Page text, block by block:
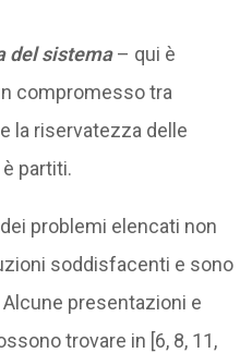
del sistema– qui è
compromesso tra
la riservatezza delle
partiti.
problemi elencati non
soddisfacenti e sono
presentazioni e
trovare in [6, 8, 11,